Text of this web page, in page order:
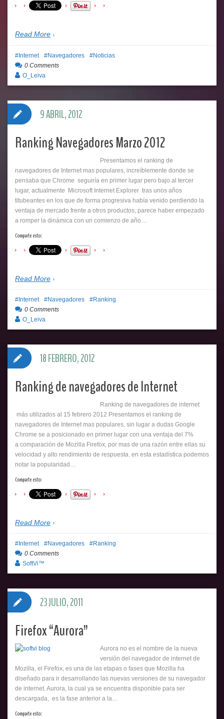
Read More
Internet Navegadores
Noticias
0 Comments
O_Leiva
Ranking Navegadores Marzo 2012
Presentamos el ranking de
navegadores de Internet mas populares, increíblemente donde se
pensaba que Chrome seguiría en primer lugar pero bajo al tercer
lugar, actualmente Microsoft Internet Explorer tras unos años
titubeantes en los que de forma progresiva había venido perdiendo la
ventaja de mercado frente a otros productos, parece haber empezado
a romper la dinámica con un comienzo de año…
Comparte esto:
Read More
9 ABRIL, 2012
Internet Navegadores
Ranking
0 Comments
O_Leiva
Ranking de navegadores de Internet
Ranking de navegadores de internet
más utilizados al 15 febrero 2012 Presentamos el ranking de
navegadores de Internet mas populares, sin lugar a dudas Google
Chrome se a posicionado en primer lugar con una ventaja del 7%
a comparación de Mozilla Firefox, por mas de una razón entre ellas su
velocidad y alto rendimiento de respuesta. en esta estadística podemos
notar la popularidad…
Comparte esto:
Read More
18 FEBRERO, 2012
Internet Navegadores
Ranking
0 Comments
SoftVi™
Firefox “Aurora”
Aurora no es el nombre de la nueva
versión del navegador de internet de
Mozilla, el Firefox, es una de las etapas o fases que Mozilla ha
diseñado para ir desarrollando las nuevas versiones de su navegador
de internet. Aurora, la cual ya se encuentra disponible para ser
descargada, es la fase anterior a la…
Comparte esto:
23 JULIO, 2011